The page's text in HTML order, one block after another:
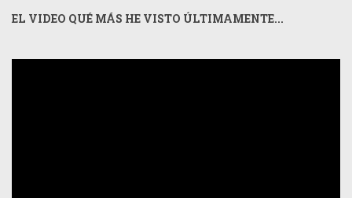
EL VIDEO QUÉ MÁS HE VISTO ÚLTIMAMENTE...